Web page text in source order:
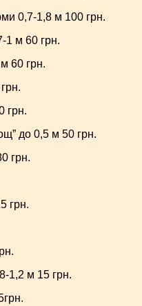
0,7-1,8 м 100 грн.
1 м 60 грн.
60 грн.
грн.
до 0,5 м 50 грн.
грн.
грн.
1,2 м 15 грн.